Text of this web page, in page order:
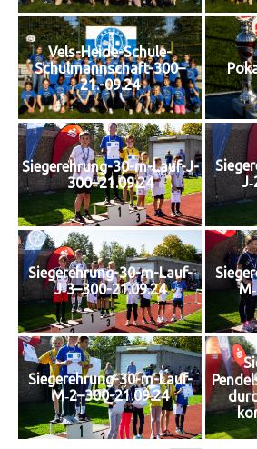
Vels-Heide-Schule-
Schulmannschaft-300–
21.-09.24
Siegerehrung-30-m-Lauf-J-
300–21.09.24
Siegerehrung-30-m-Lauf-
J‑3–300-21.09.24
Siegerehrung-30-m-Lauf-
M‑2–300-21.09.24